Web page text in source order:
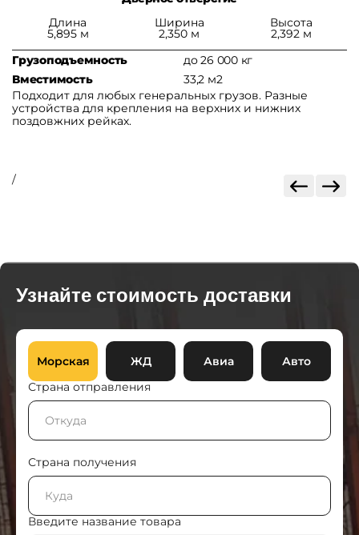
Длина
5,895 м
Ширина
2,350 м
Высота
2,392 м
Грузоподъемность
до 26 000 кг
Вместимость
33,2 м2
Подходит для любых генеральных грузов. Разные
устройства для крепления на верхних и нижних
поздовжних рейках.
/
Узнайте стоимость доставки
Морская ЖД Авиа
Авто
Страна отправления
Страна получения
Введите название товара